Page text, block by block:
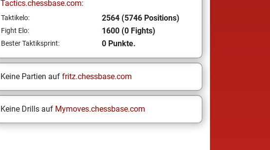
Tactics.chessbase.com:
Taktikelo: 2564 (5746 Positions)
Fight Elo: 1600 (0 Fights)
Bester Taktiksprint: 0 Punkte.
Keine Partien auf fritz.chessbase.com
Keine Drills auf Mymoves.chessbase.com